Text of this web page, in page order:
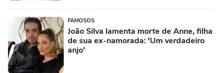
FAMOSOS
João Silva lamenta morte de Anne, filha
de sua ex-namorada: 'Um verdadeiro
anjo'